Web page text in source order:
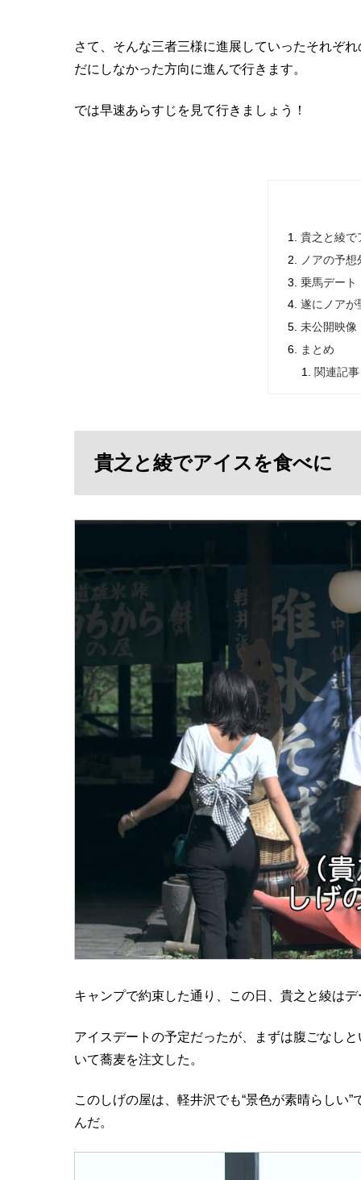
さて、そんな三者三様に進展していったそれぞ
だにしなかった方向に進んで行きます。
では早速あらすじを見て行きましょう！
貴之と綾で
ノアの予
乗馬デート
遂にノア
未公開映像
まとめ
関連記事
貴之と綾でアイスを食べに
キャンプで約束した通り、この日、貴之と綾は
アイスデートの予定だったが、まずは腹ごなし
いて蕎麦を注文した。
このしげの屋は、軽井沢でも“景色が素晴らしい
んだ。